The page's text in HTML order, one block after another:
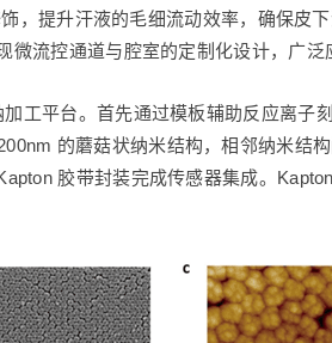
，提升汗液的毛细流动效率，确保皮
流控通道与腔室的定制化设计，广泛
工平台。首先通过模板辅助反应离子
的蘑菇状纳米结构，相邻纳米结
胶带封装完成传感器集成。